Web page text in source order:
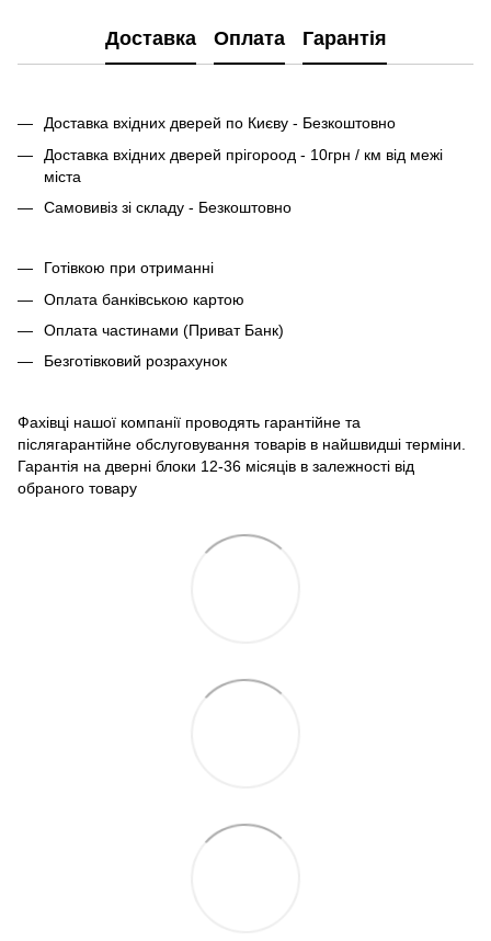
Доставка Оплата Гарантія
Доставка вхідних дверей по Києву - Безкоштовно
Доставка вхідних дверей прігороод - 10грн / км від межі
міста
Самовивіз зі складу - Безкоштовно
Готівкою при отриманні
Оплата банківською картою
Оплата частинами (Приват Банк)
Безготівковий розрахунок
Фахівці нашої компанії проводять гарантійне та
післягарантійне обслуговування товарів в найшвидші терміни.
Гарантія на дверні блоки 12-36 місяців в залежності від
обраного товару